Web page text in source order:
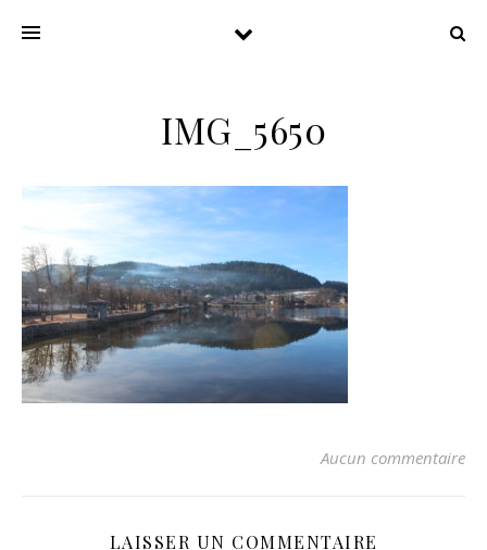
IMG_5650
Aucun commentaire
LAISSER UN COMMENTAIRE